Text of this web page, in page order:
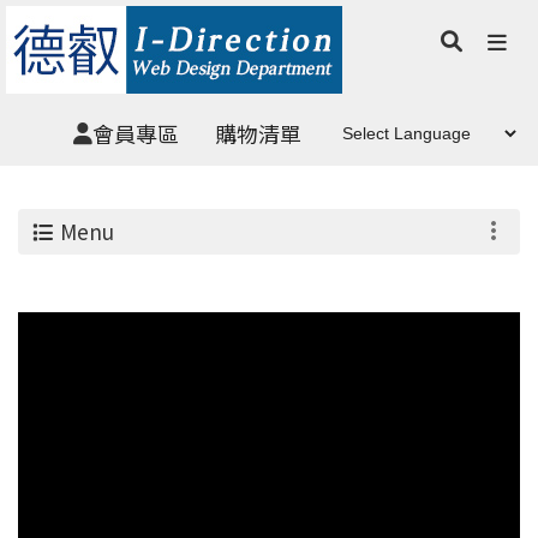
會員專區 購物清單
Menu